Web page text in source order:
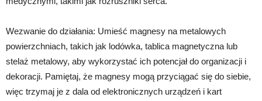
Wezwanie do działania: Umieść magnesy na metalowych
powierzchniach, takich jak lodówka, tablica magnetyczna lub
stelaż metalowy, aby wykorzystać ich potencjał do organizacji i
dekoracji. Pamiętaj, że magnesy mogą przyciągać się do siebie,
więc trzymaj je z dala od elektronicznych urządzeń i kart